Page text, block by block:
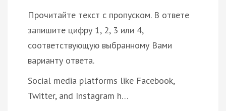
Прочитайте текст с пропуском. В ответе
запишите цифру 1, 2, 3 или 4,
соответствующую выбранному Вами
варианту ответа.
Social media platforms like Facebook,
Twitter, and Instagram h…